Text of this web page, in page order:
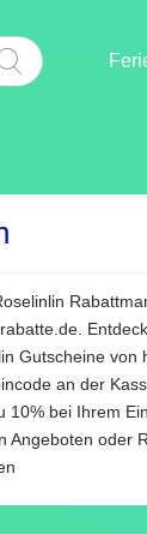
Gutscheine von
an der
10% bei Ihrem
Angeboten oder